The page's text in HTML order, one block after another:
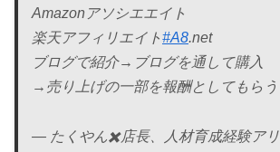
Amazonアソシエエイト
楽天アフィリエイト#A8.net
ブログで紹介→ブログを通して購入
→売り上げの一部を報酬としてもらう
— たくやん✖️店長、人材育成経験アリ